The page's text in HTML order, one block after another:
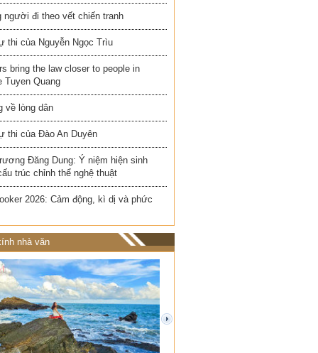
người đi theo vết chiến tranh
thi của Nguyễn Ngọc Trìu
bring the law closer to people in
Tuyen Quang
về lòng dân
thi của Đào An Duyên
Đăng Dung: Ý niệm hiện sinh
trúc chỉnh thể nghệ thuật
2026: Cảm động, kì dị và phức
nhà văn
next